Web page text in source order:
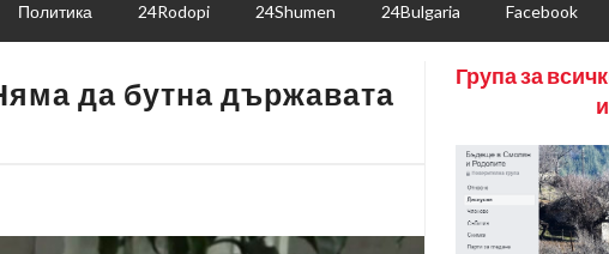
Политика 24Rodopi 24Shumen 24Bulgaria Facebook
да бутна държавата
Група за